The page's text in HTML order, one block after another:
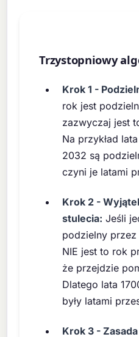
Trzystopniowy
Krok 1 -
rok jest
zazwyczaj jest
Na przykład
2032 są
czyni je latami
Krok 2 -
stulecia: Jeśli
podzielny
NIE jest to rok
że przejdzie
Dlatego lata
były latami
Krok 3 -